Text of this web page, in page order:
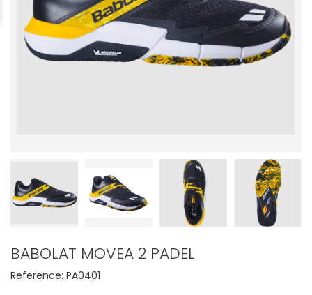
BABOLAT MOVEA 2 PADEL
Reference: PA0401